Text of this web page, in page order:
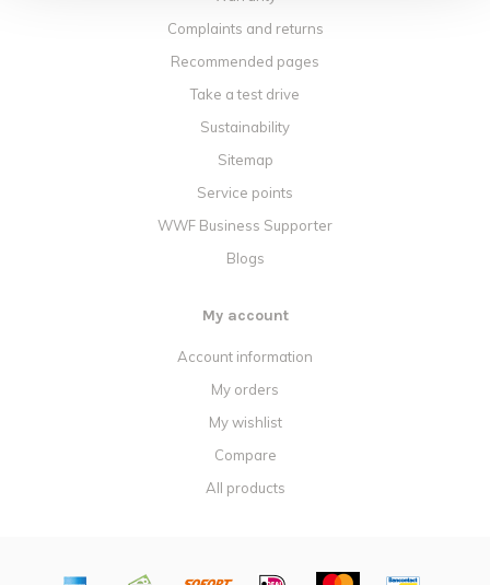
Complaints and returns
Recommended pages
Take a test drive
Sustainability
Sitemap
Service points
WWF Business Supporter
Blogs
My account
Account information
My orders
My wishlist
Compare
All products